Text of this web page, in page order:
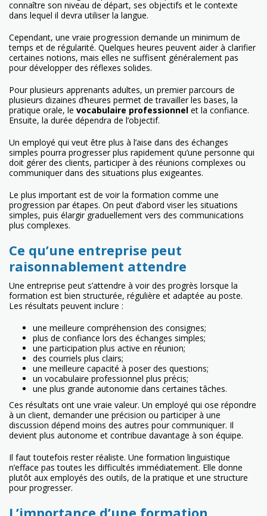
connaître son niveau de départ, ses objectifs et le contexte
dans lequel il devra utiliser la langue.
Cependant, une vraie progression demande un minimum de
temps et de régularité. Quelques heures peuvent aider à clarifier
certaines notions, mais elles ne suffisent généralement pas
pour développer des réflexes solides.
Pour plusieurs apprenants adultes, un premier parcours de
plusieurs dizaines d’heures permet de travailler les bases, la
pratique orale, le vocabulaire professionnel et la confiance.
Ensuite, la durée dépendra de l’objectif.
Un employé qui veut être plus à l’aise dans des échanges
simples pourra progresser plus rapidement qu’une personne qui
doit gérer des clients, participer à des réunions complexes ou
communiquer dans des situations plus exigeantes.
Le plus important est de voir la formation comme une
progression par étapes. On peut d’abord viser les situations
simples, puis élargir graduellement vers des communications
plus complexes.
Ce qu’une entreprise peut
raisonnablement attendre
Une entreprise peut s’attendre à voir des progrès lorsque la
formation est bien structurée, régulière et adaptée au poste.
Les résultats peuvent inclure :
une meilleure compréhension des consignes;
plus de confiance lors des échanges simples;
une participation plus active en réunion;
des courriels plus clairs;
une meilleure capacité à poser des questions;
un vocabulaire professionnel plus précis;
une plus grande autonomie dans certaines tâches.
Ces résultats ont une vraie valeur. Un employé qui ose répondre
à un client, demander une précision ou participer à une
discussion dépend moins des autres pour communiquer. Il
devient plus autonome et contribue davantage à son équipe.
Il faut toutefois rester réaliste. Une formation linguistique
n’efface pas toutes les difficultés immédiatement. Elle donne
plutôt aux employés des outils, de la pratique et une structure
pour progresser.